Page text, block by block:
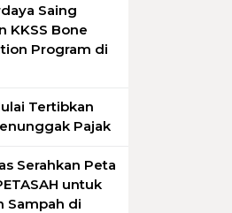
Saing
KKSS Bone
Program di
Tertibkan
Pajak
Serahkan Peta
untuk
Sampah di